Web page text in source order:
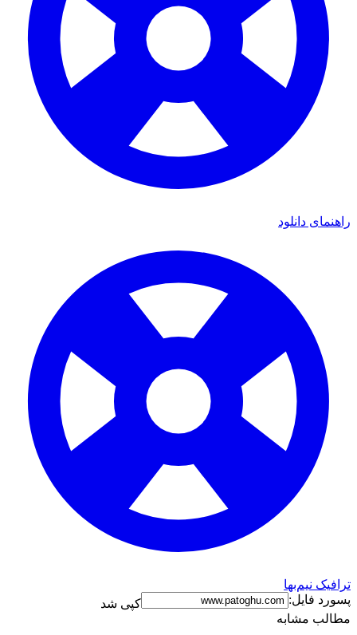
راهنمای دانلود
ترافیک نیم‌بها
پسورد فایل:
کپی شد
مطالب مشابه